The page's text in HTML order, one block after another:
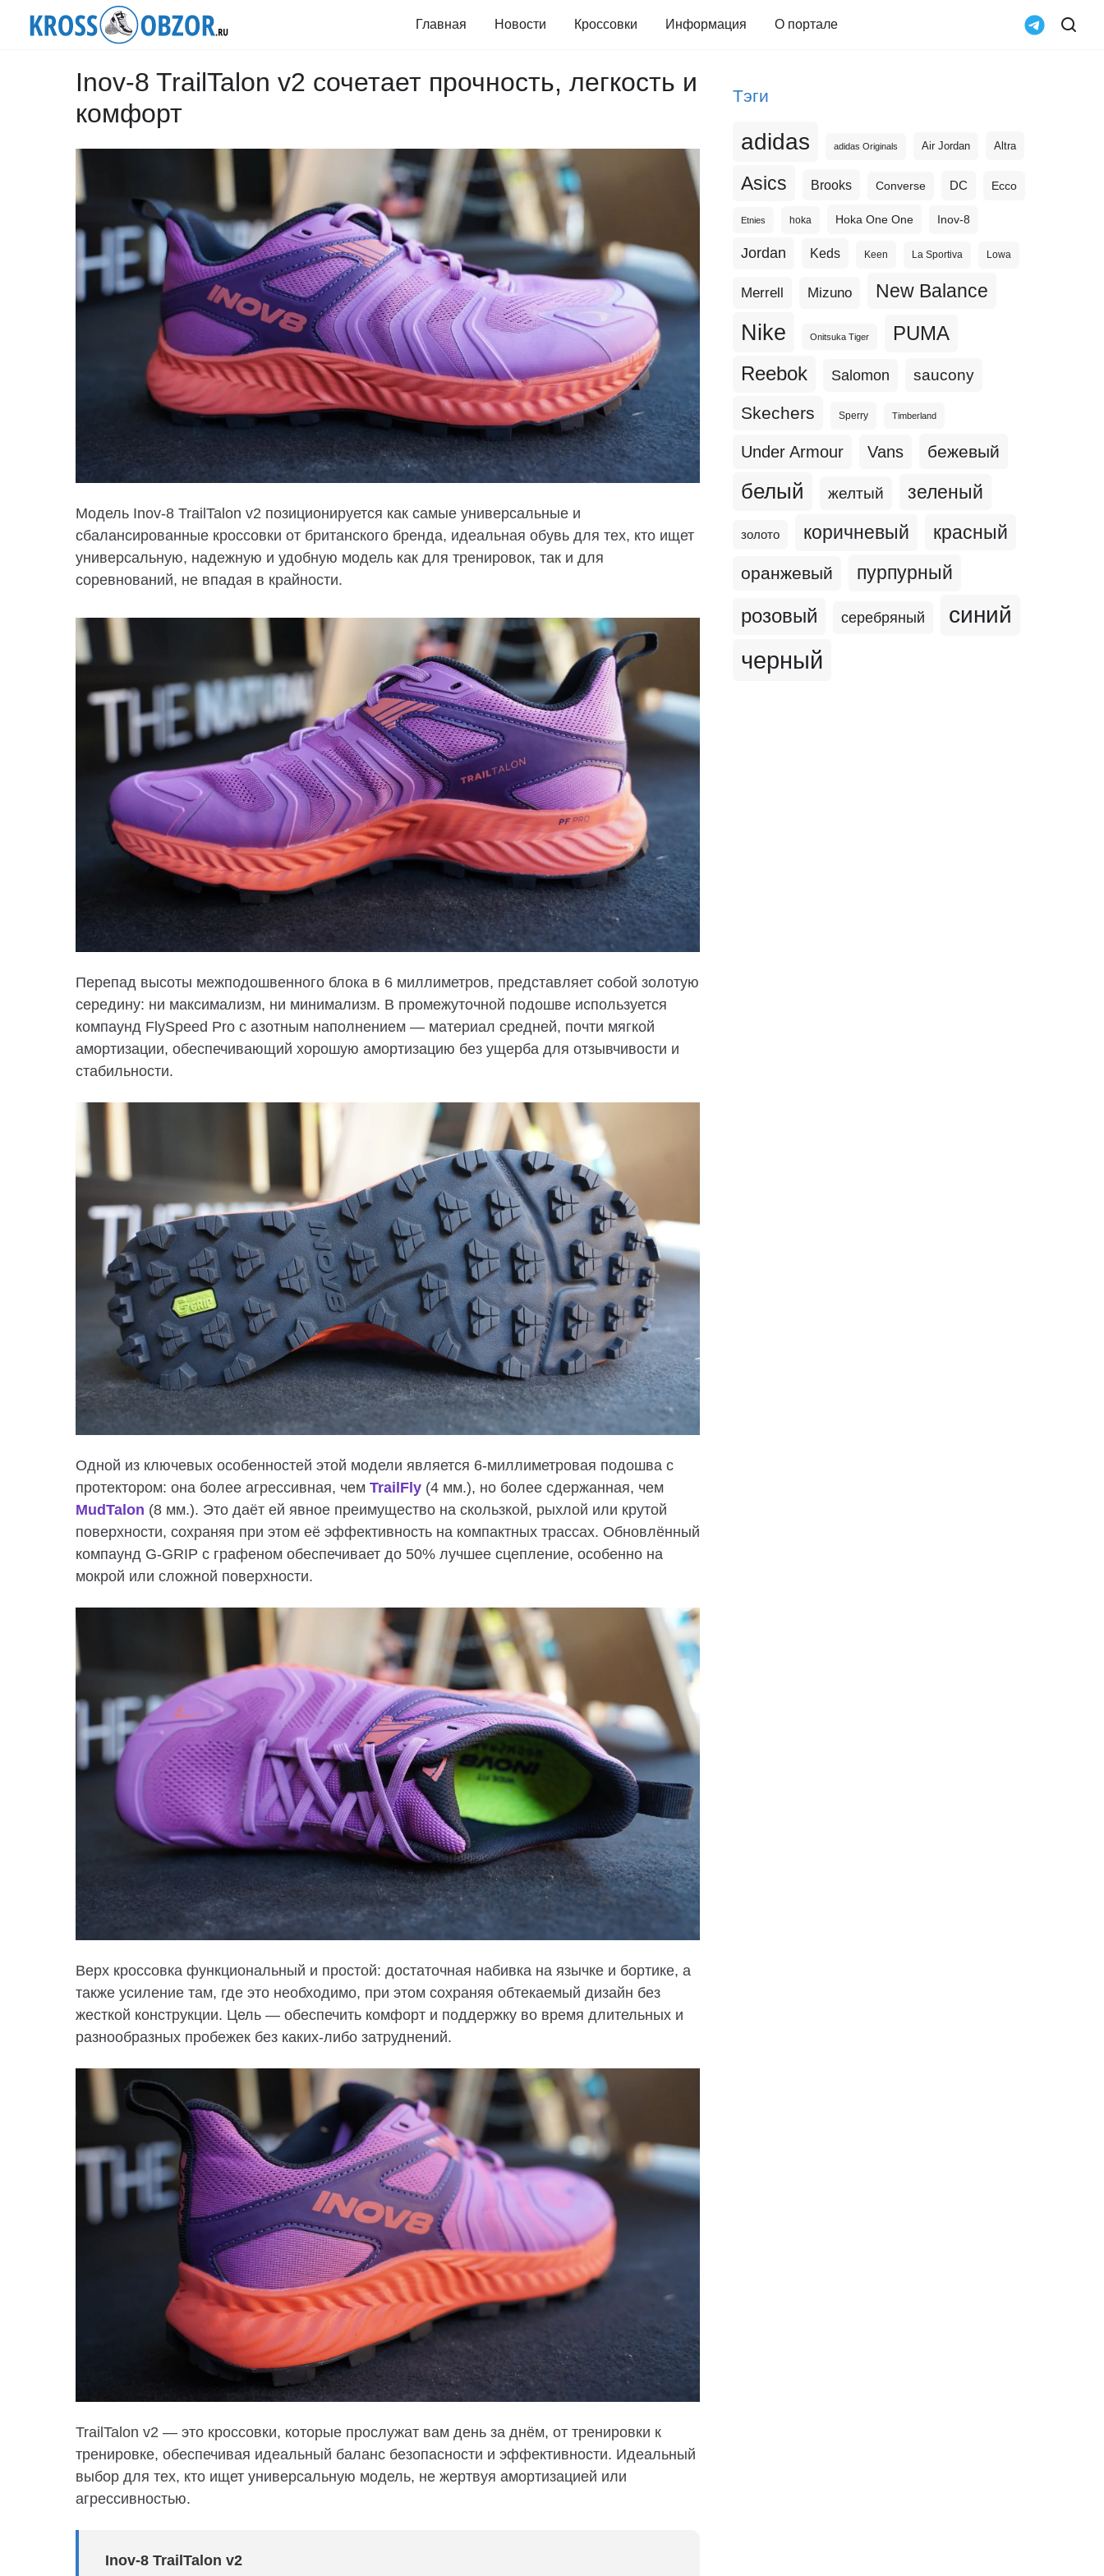
Главная Новости Кроссовки Информация О портале
Inov-8 TrailTalon v2 сочетает прочность, легкость и
комфорт
Модель Inov-8 TrailTalon v2 позиционируется как самые универсальные и
сбалансированные кроссовки от британского бренда, идеальная обувь для тех, кто ищет
универсальную, надежную и удобную модель как для тренировок, так и для
соревнований, не впадая в крайности.
Перепад высоты межподошвенного блока в 6 миллиметров, представляет собой золотую
середину: ни максимализм, ни минимализм. В промежуточной подошве используется
компаунд FlySpeed ​​Pro с азотным наполнением — материал средней, почти мягкой
амортизации, обеспечивающий хорошую амортизацию без ущерба для отзывчивости и
стабильности.
Одной из ключевых особенностей этой модели является 6-миллиметровая подошва с
протектором: она более агрессивная, чем TrailFly (4 мм.), но более сдержанная, чем
MudTalon (8 мм.). Это даёт ей явное преимущество на скользкой, рыхлой или крутой
поверхности, сохраняя при этом её эффективность на компактных трассах. Обновлённый
компаунд G-GRIP с графеном обеспечивает до 50% лучшее сцепление, особенно на
мокрой или сложной поверхности.
Верх кроссовка функциональный и простой: достаточная набивка на язычке и бортике, а
также усиление там, где это необходимо, при этом сохраняя обтекаемый дизайн без
жесткой конструкции. Цель — обеспечить комфорт и поддержку во время длительных и
разнообразных пробежек без каких-либо затруднений.
TrailTalon v2 — это кроссовки, которые прослужат вам день за днём, от тренировки к
тренировке, обеспечивая идеальный баланс безопасности и эффективности. Идеальный
выбор для тех, кто ищет универсальную модель, не жертвуя амортизацией или
агрессивностью.
Inov-8 TrailTalon v2
Тэги
adidas adidas Originals Air Jordan Altra
Asics Brooks Converse DC Ecco
Etnies hoka Hoka One One Inov-8
Jordan Keds Keen La Sportiva Lowa
Merrell Mizuno New Balance
Nike Onitsuka Tiger PUMA
Reebok Salomon saucony
Skechers Sperry Timberland
Under Armour Vans бежевый
белый желтый зеленый
золото коричневый красный
оранжевый пурпурный
розовый серебряный синий
черный